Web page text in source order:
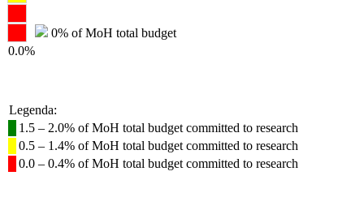
0% of MoH total budget
0.0%
Legenda:
1.5 – 2.0% of MoH total budget committed to research
0.5 – 1.4% of MoH total budget committed to research
0.0 – 0.4% of MoH total budget committed to research